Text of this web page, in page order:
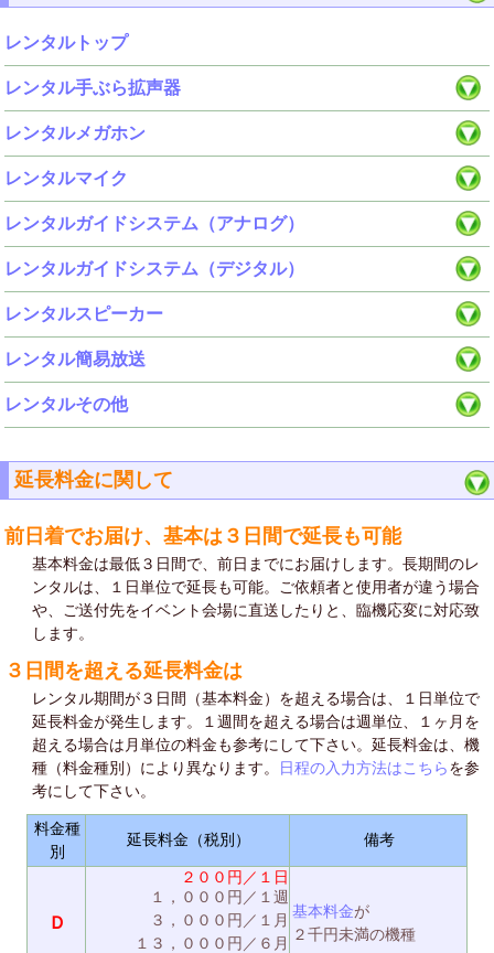
レンタルトップ
レンタル手ぶら拡声器
レンタルメガホン
レンタルマイク
レンタルガイドシステム（アナログ）
レンタルガイドシステム（デジタル）
レンタルスピーカー
レンタル簡易放送
レンタルその他
延長料金に関して
前日着でお届け、基本は３日間で延長も可能
基本料金は最低３日間で、前日までにお届けします。長期間のレ
ンタルは、１日単位で延長も可能。ご依頼者と使用者が違う場合
や、ご送付先をイベント会場に直送したりと、臨機応変に対応致
します。
３日間を超える延長料金は
レンタル期間が３日間（基本料金）を超える場合は、１日単位で
延長料金が発生します。１週間を超える場合は週単位、１ヶ月を
超える場合は月単位の料金も参考にして下さい。延長料金は、機
種（料金種別）により異なります。 日程の入力方法はこちらを参
考にして下さい。
料金種
別
延長料金（税別） 備考
Ｄ
２００円／１日
１，０００円／１週
３，０００円／１月
１３，０００円／６月
基本料金が
２千円未満の機種